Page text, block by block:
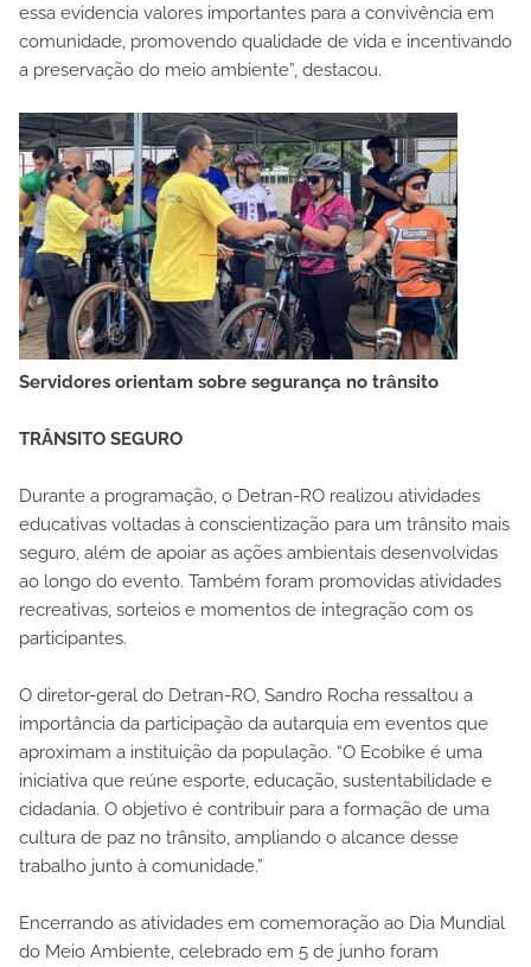
essa evidencia valores importantes para a convivência em
comunidade, promovendo qualidade de vida e incentivando
a preservação do meio ambiente”, destacou.
Servidores orientam sobre segurança no trânsito
TRÂNSITO SEGURO
Durante a programação, o Detran-RO realizou atividades
educativas voltadas à conscientização para um trânsito mais
seguro, além de apoiar as ações ambientais desenvolvidas
ao longo do evento. Também foram promovidas atividades
recreativas, sorteios e momentos de integração com os
participantes.
O diretor-geral do Detran-RO, Sandro Rocha ressaltou a
importância da participação da autarquia em eventos que
aproximam a instituição da população. “O Ecobike é uma
iniciativa que reúne esporte, educação, sustentabilidade e
cidadania. O objetivo é contribuir para a formação de uma
cultura de paz no trânsito, ampliando o alcance desse
trabalho junto à comunidade.”
Encerrando as atividades em comemoração ao Dia Mundial
do Meio Ambiente, celebrado em 5 de junho foram